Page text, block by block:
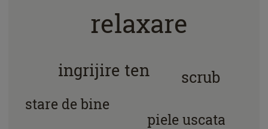
relaxare
ingrijire ten scrub
stare de bine
piele uscata